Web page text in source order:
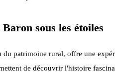
sous les étoiles
du patrimoine rural, offre une
de découvrir l'histoire